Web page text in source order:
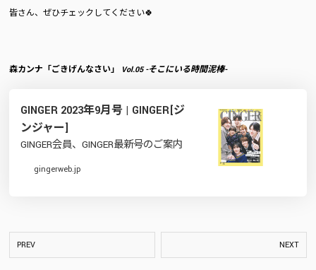
皆さん、ぜひチェックしてください🍀
森カンナ「ごきげんなさい」 Vol.05 -そこにいる時間泥棒-
GINGER 2023年9月号 | GINGER[ジ
ンジャー]
GINGER会員、GINGER最新号のご案内
gingerweb.jp
PREV NEXT